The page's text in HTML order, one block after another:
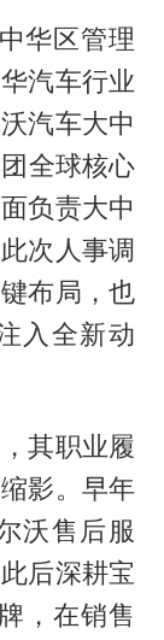
华区管理
汽车行业
汽车大中
全球核心
负责大中
次人事调
布局，也
入全新动
其职业履
影。早年
沃售后服
后深耕宝
，在销售